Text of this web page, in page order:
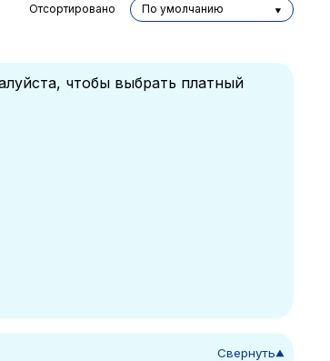
Отсортировано По умолчанию
чтобы выбрать платный
Свернуть▼